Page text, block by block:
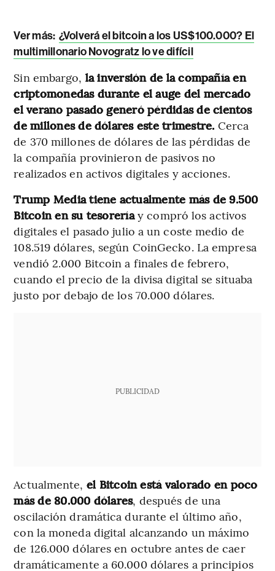
Ver más: ¿Volverá el bitcoin a los US$100.000? El
multimillonario Novogratz lo ve difícil
Sin embargo, la inversión de la compañía en
criptomonedas durante el auge del mercado
el verano pasado generó pérdidas de cientos
de millones de dólares este trimestre. Cerca
de 370 millones de dólares de las pérdidas de
la compañía provinieron de pasivos no
realizados en activos digitales y acciones.
Trump Media tiene actualmente más de 9.500
Bitcoin en su tesoreríay compró los activos
digitales el pasado julio a un coste medio de
108.519 dólares, según CoinGecko. La empresa
vendió 2.000 Bitcoin a finales de febrero,
cuando el precio de la divisa digital se situaba
justo por debajo de los 70.000 dólares.
PUBLICIDAD
Actualmente, el Bitcoin está valorado en poco
más de 80.000 dólares, después de una
oscilación dramática durante el último año,
con la moneda digital alcanzando un máximo
de 126.000 dólares en octubre antes de caer
dramáticamente a 60.000 dólares a principios